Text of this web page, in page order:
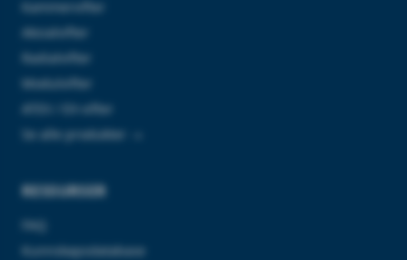
Kammervifter
Aksialvifter
Radialvifter
Modulvifter
ATEX / EX-vifter
Se alle produkter →
RESSURSER
FAQ
Kunnskapsdatabase